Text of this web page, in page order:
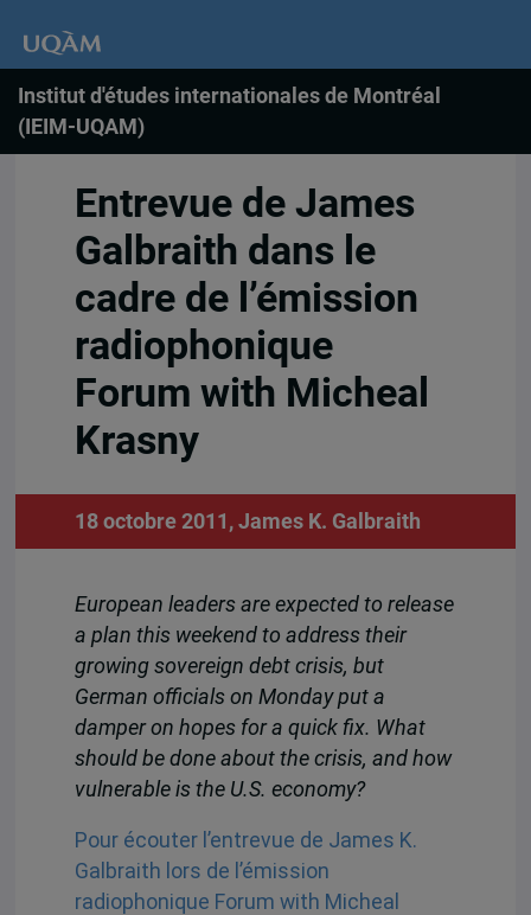
Institut d'études internationales de Montréal
(IEIM-UQAM)
Entrevue de James
Galbraith dans le
cadre de l’émission
radiophonique
Forum with Micheal
Krasny
18 octobre 2011, James K. Galbraith
European leaders are expected to release
a plan this weekend to address their
growing sovereign debt crisis, but
German officials on Monday put a
damper on hopes for a quick fix. What
should be done about the crisis, and how
vulnerable is the U.S. economy?
Pour écouter l’entrevue de James K.
Galbraith lors de l’émission
radiophonique Forum with Micheal